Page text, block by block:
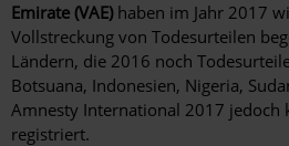
Emirate (VAE) haben im Jahr 2017
Vollstreckung von Todesurteilen
Ländern, die 2016 noch
Botsuana, Indonesien, Nigeria,
Amnesty International 2017 jedoch
registriert.